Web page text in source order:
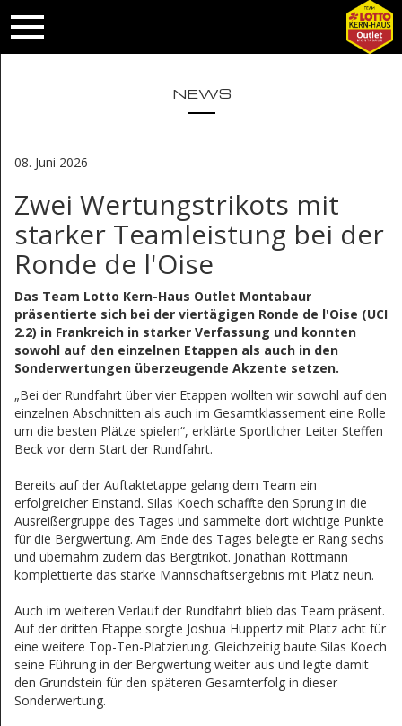
NEWS
08. Juni 2026
Zwei Wertungstrikots mit
starker Teamleistung bei der
Ronde de l'Oise
Das Team Lotto Kern-Haus Outlet Montabaur
präsentierte sich bei der viertägigen Ronde de l'Oise (UCI
2.2) in Frankreich in starker Verfassung und konnten
sowohl auf den einzelnen Etappen als auch in den
Sonderwertungen überzeugende Akzente setzen.
„Bei der Rundfahrt über vier Etappen wollten wir sowohl auf den
einzelnen Abschnitten als auch im Gesamtklassement eine Rolle
um die besten Plätze spielen“, erklärte Sportlicher Leiter Steffen
Beck vor dem Start der Rundfahrt.
Bereits auf der Auftaktetappe gelang dem Team ein
erfolgreicher Einstand. Silas Koech schaffte den Sprung in die
Ausreißergruppe des Tages und sammelte dort wichtige Punkte
für die Bergwertung. Am Ende des Tages belegte er Rang sechs
und übernahm zudem das Bergtrikot. Jonathan Rottmann
komplettierte das starke Mannschaftsergebnis mit Platz neun.
Auch im weiteren Verlauf der Rundfahrt blieb das Team präsent.
Auf der dritten Etappe sorgte Joshua Huppertz mit Platz acht für
eine weitere Top-Ten-Platzierung. Gleichzeitig baute Silas Koech
seine Führung in der Bergwertung weiter aus und legte damit
den Grundstein für den späteren Gesamterfolg in dieser
Sonderwertung.